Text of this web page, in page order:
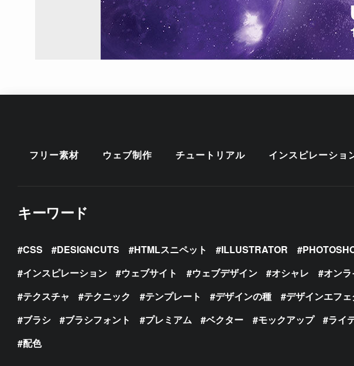
フリー素材 ウェブ制作 チュートリアル インスピレーショ
キーワード
CSS DESIGNCUTS HTMLスニペット ILLUSTRATOR
インスピレーション
ウェブサイト ウェブデザイン オシャレ オン
テクスチャ
テクニック テンプレート デザインの種 デザインエフェ
ブラシ
ブラシフォント プレミアム ベクター モックアップ ライ
配色